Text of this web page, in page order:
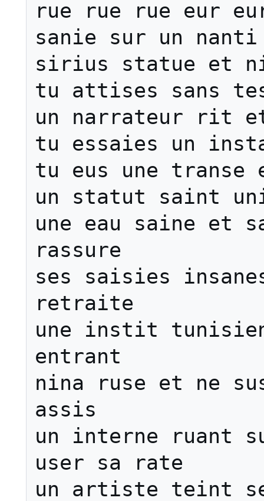
rue rue rue eur
sanie sur un
sirius statue et
tu attises sans
un narrateur rit
tu essaies un
tu eus une
un statut saint
une eau saine et
rassure
ses saisies
retraite
une instit
entrant
nina ruse et ne
assis
un interne ruant
user sa rate
un artiste teint